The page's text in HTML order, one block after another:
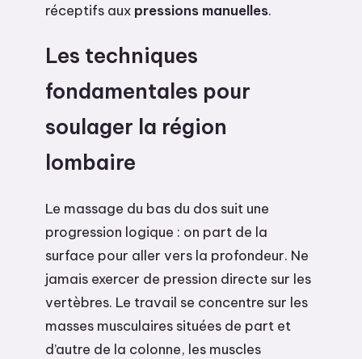
réceptifs aux pressions manuelles.
Les techniques
fondamentales pour
soulager la région
lombaire
Le massage du bas du dos suit une
progression logique : on part de la
surface pour aller vers la profondeur. Ne
jamais exercer de pression directe sur les
vertèbres. Le travail se concentre sur les
masses musculaires situées de part et
d’autre de la colonne, les muscles